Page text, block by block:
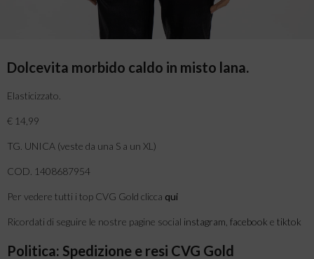
Dolcevita morbido caldo in misto lana.
Elasticizzato.
€ 14,99
TG. UNICA (veste da una S a un XL)
COD. 1408687954
Per vedere tutti i top CVG Gold clicca qui
Ricordati di seguire le nostre pagine social instagram facebook e tiktok
Politica: Spedizione e resi CVG Gold